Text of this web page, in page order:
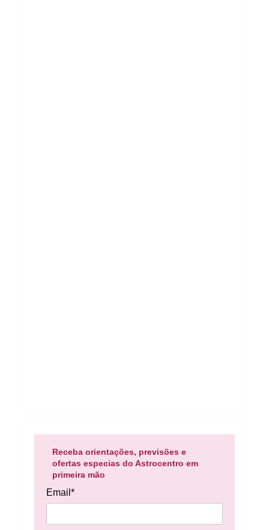
Receba orientações, previsões e
ofertas especias do Astrocentro em
primeira mão
Email*